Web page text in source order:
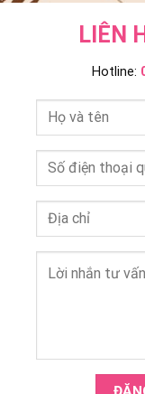
LIÊN
Hotline: